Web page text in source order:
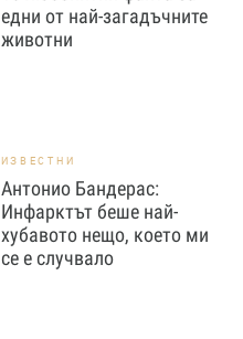
едни от най-загадъчните
животни
ИЗВЕСТНИ
Антонио Бандерас:
Инфарктът беше най-
хубавото нещо, което ми
се е случвало